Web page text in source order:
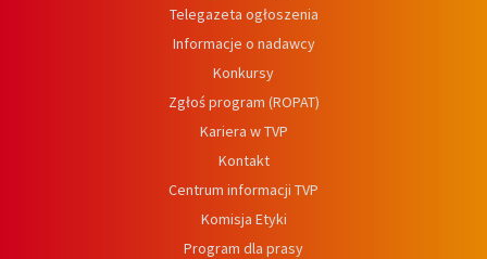
Telegazeta ogłoszenia
Informacje o nadawcy
Konkursy
Zgłoś program (ROPAT)
Kariera w TVP
Kontakt
Centrum informacji TVP
Komisja Etyki
Program dla prasy